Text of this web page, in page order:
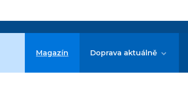
Magazín Doprava aktuálně